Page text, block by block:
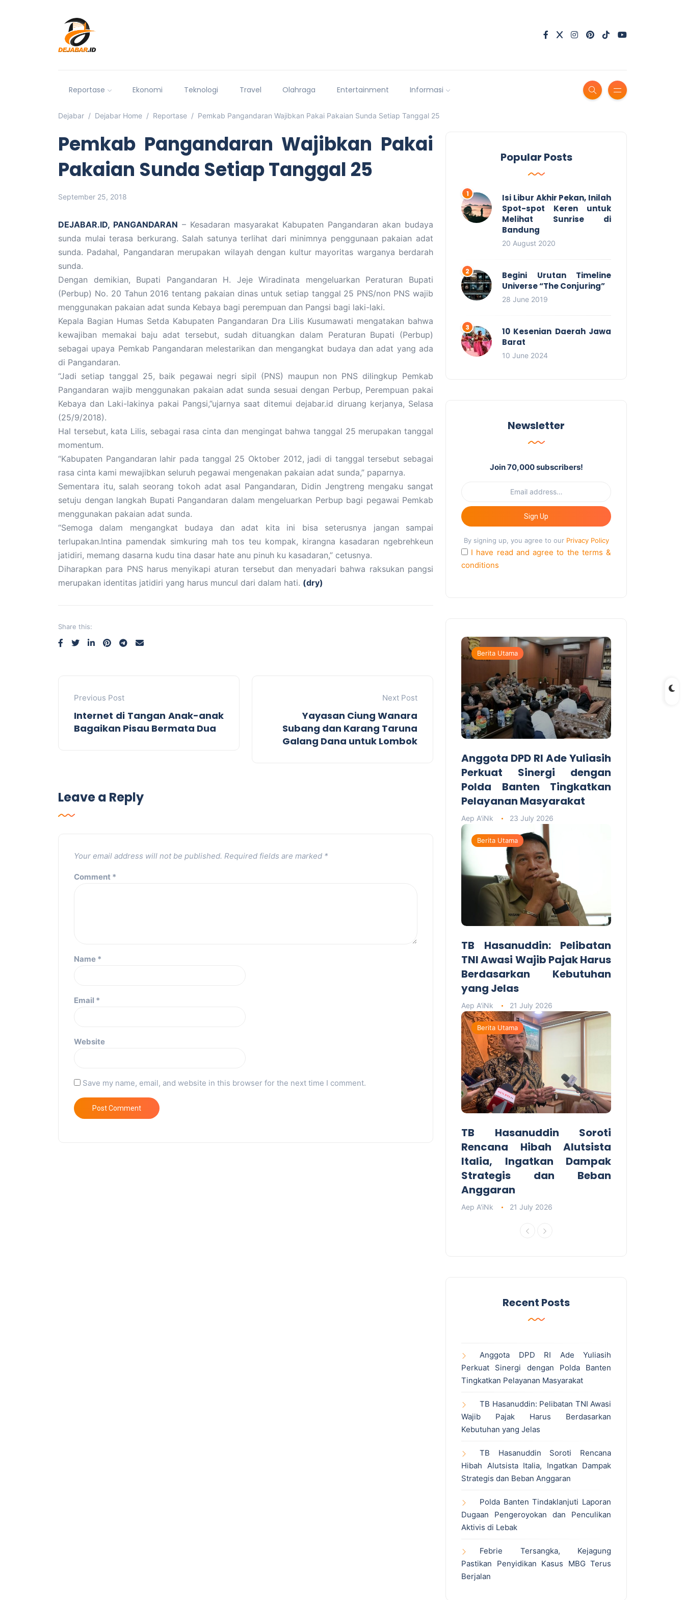
Reportase Ekonomi Teknologi Travel Olahraga Entertainment Informasi
Dejabar Dejabar Home Reportase Pemkab Pangandaran Wajibkan Pakai Pakaian Sunda Setiap Tanggal 25
Pemkab Pangandaran Wajibkan Pakai
Pakaian Sunda Setiap Tanggal 25
September 25, 2018
DEJABAR.ID, PANGANDARAN – Kesadaran masyarakat Kabupaten Pangandaran akan budaya
sunda mulai terasa berkurang. Salah satunya terlihat dari minimnya penggunaan pakaian adat
sunda. Padahal, Pangandaran merupakan wilayah dengan kultur mayoritas warganya berdarah
sunda.
Dengan demikian, Bupati Pangandaran H. Jeje Wiradinata mengeluarkan Peraturan Bupati
(Perbup) No. 20 Tahun 2016 tentang pakaian dinas untuk setiap tanggal 25 PNS/non PNS wajib
menggunakan pakaian adat sunda Kebaya bagi perempuan dan Pangsi bagi laki-laki.
Kepala Bagian Humas Setda Kabupaten Pangandaran Dra Lilis Kusumawati mengatakan bahwa
kewajiban memakai baju adat tersebut, sudah dituangkan dalam Peraturan Bupati (Perbup)
sebagai upaya Pemkab Pangandaran melestarikan dan mengangkat budaya dan adat yang ada
di Pangandaran.
“Jadi setiap tanggal 25, baik pegawai negri sipil (PNS) maupun non PNS dilingkup Pemkab
Pangandaran wajib menggunakan pakaian adat sunda sesuai dengan Perbup, Perempuan pakai
Kebaya dan Laki-lakinya pakai Pangsi,”ujarnya saat ditemui dejabar.id diruang kerjanya, Selasa
(25/9/2018).
Hal tersebut, kata Lilis, sebagai rasa cinta dan mengingat bahwa tanggal 25 merupakan tanggal
momentum.
“Kabupaten Pangandaran lahir pada tanggal 25 Oktober 2012, jadi di tanggal tersebut sebagai
rasa cinta kami mewajibkan seluruh pegawai mengenakan pakaian adat sunda,” paparnya.
Sementara itu, salah seorang tokoh adat asal Pangandaran, Didin Jengtreng mengaku sangat
setuju dengan langkah Bupati Pangandaran dalam mengeluarkan Perbup bagi pegawai Pemkab
menggunakan pakaian adat sunda.
“Semoga dalam mengangkat budaya dan adat kita ini bisa seterusnya jangan sampai
terlupakan.Intina pamendak simkuring mah tos teu kompak, kirangna kasadaran ngebrehkeun
jatidiri, memang dasarna kudu tina dasar hate anu pinuh ku kasadaran,” cetusnya.
Diharapkan para PNS harus menyikapi aturan tersebut dan menyadari bahwa raksukan pangsi
merupakan identitas jatidiri yang harus muncul dari dalam hati. (dry)
Share this:
Previous Post
Internet di Tangan Anak-anak
Bagaikan Pisau Bermata Dua
Next Post
Yayasan Ciung Wanara
Subang dan Karang Taruna
Galang Dana untuk Lombok
Leave a Reply
Your email address will not be published. Required fields are marked *
Comment *
Name *
Email *
Website
Save my name, email, and website in this browser for the next time I comment.
Popular Posts
Isi Libur Akhir Pekan, Inilah
Spot-spot Keren untuk
Melihat Sunrise di
Bandung
20 August 2020
Begini Urutan Timeline
Universe “The Conjuring”
28 June 2019
10 Kesenian Daerah Jawa
Barat
10 June 2024
Newsletter
Join 70,000 subscribers!
Sign Up
By signing up, you agree to our Privacy Policy
I have read and agree to the terms &
conditions
Berita Utama
Anggota DPD RI Ade Yuliasih
Perkuat Sinergi dengan
Polda Banten Tingkatkan
Pelayanan Masyarakat
Aep A'iNk 23 July 2026
Berita Utama
TB Hasanuddin: Pelibatan
TNI Awasi Wajib Pajak Harus
Berdasarkan Kebutuhan
yang Jelas
Aep A'iNk 21 July 2026
Berita Utama
TB Hasanuddin Soroti
Rencana Hibah Alutsista
Italia, Ingatkan Dampak
Strategis dan Beban
Anggaran
Aep A'iNk 21 July 2026
Recent Posts
Anggota DPD RI Ade Yuliasih
Perkuat Sinergi dengan Polda Banten
Tingkatkan Pelayanan Masyarakat
TB Hasanuddin: Pelibatan TNI Awasi
Wajib Pajak Harus Berdasarkan
Kebutuhan yang Jelas
TB Hasanuddin Soroti Rencana
Hibah Alutsista Italia, Ingatkan Dampak
Strategis dan Beban Anggaran
Polda Banten Tindaklanjuti Laporan
Dugaan Pengeroyokan dan Penculikan
Aktivis di Lebak
Febrie Tersangka, Kejagung
Pastikan Penyidikan Kasus MBG Terus
Berjalan